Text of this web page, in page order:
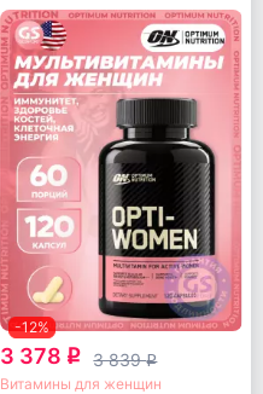
-12%
3 378 q 3 839q
Витамины для женщин